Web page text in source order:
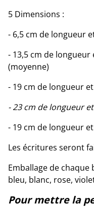
5 Dimensions :
- 6,5 cm de longueur
- 13,5 cm de
(moyenne)
- 19 cm de longueur
- 23 cm de longueur
- 19 cm de longueur
Les écritures seront
Emballage de
bleu, blanc, rose,
Pour mettre la